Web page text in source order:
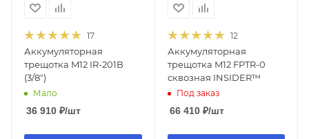
17
Аккумуляторная
трещотка M12 IR-201B
(3/8")
Мало
36 910 ₽/шт
12
Аккумуляторная
трещотка M12 FPTR-0
сквозная INSIDER™
Под заказ
66 410₽/шт